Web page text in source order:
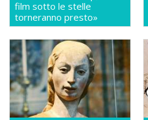
film sotto le stelle
torneranno presto»